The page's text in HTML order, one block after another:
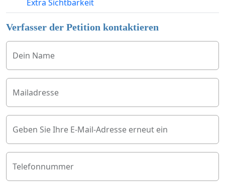
Extra Sichtbarkeit
Verfasser der Petition kontaktieren
Dein Name
Mailadresse
Geben Sie Ihre E-Mail-Adresse erneut ein
Telefonnummer